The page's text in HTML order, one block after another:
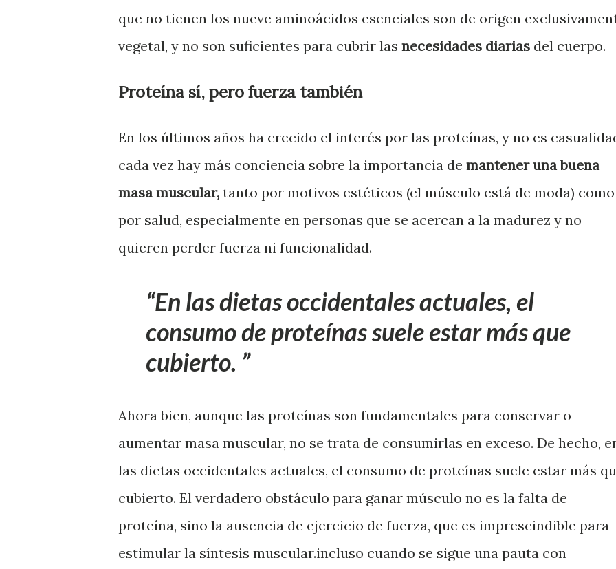
que no tienen los nueve aminoácidos esenciales son de origen
vegetal, y no son suficientes para cubrir las necesidades diarias del cuerpo.
Proteína sí, pero fuerza también
En los últimos años ha crecido el interés por las proteínas, y no es
cada vez hay más conciencia sobre la importancia de mantener una buena
masa muscular, tanto por motivos estéticos (el músculo está de moda) como
por salud, especialmente en personas que se acercan a la madurez y no
quieren perder fuerza ni funcionalidad.
En las dietas occidentales actuales, el
consumo de proteínas suele estar más que
cubierto.
Ahora bien, aunque las proteínas son fundamentales para conservar o
aumentar masa muscular, no se trata de consumirlas en exceso. De hecho,
las dietas occidentales actuales, el consumo de proteínas suele estar más
cubierto. El verdadero obstáculo para ganar músculo no es la falta de
proteína, sino la ausencia de ejercicio de fuerza, que es imprescindible para
estimular la síntesis muscular.incluso cuando se sigue una pauta con